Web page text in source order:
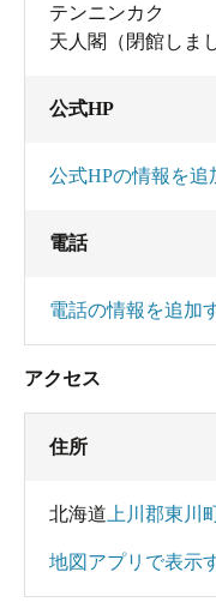
テンニンカク
天人閣（閉館しま
公式HP
公式HPの情報を追
電話
電話の情報を追加
アクセス
住所
北海道 上川郡東川
地図アプリで表示